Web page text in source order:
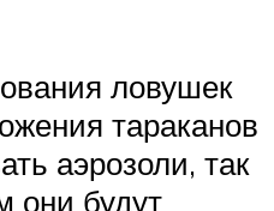
ловушек
тараканов
аэрозоли, так
они будут